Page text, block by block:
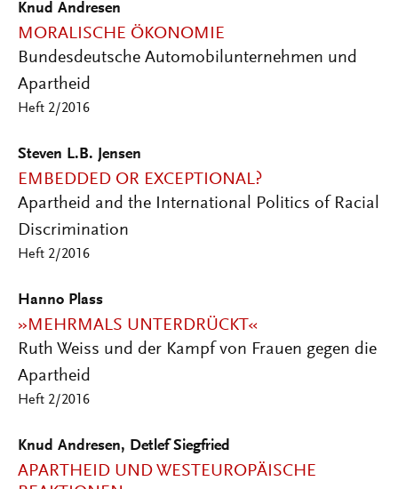
Knud Andresen
MORALISCHE ÖKONOMIE
Bundesdeutsche Automobilunternehmen und
Apartheid
Heft 2/2016
Steven L.B. Jensen
EMBEDDED OR EXCEPTIONAL?
Apartheid and the International Politics of Racial
Discrimination
Heft 2/2016
Hanno Plass
»MEHRMALS UNTERDRÜCKT«
Ruth Weiss und der Kampf von Frauen gegen die
Apartheid
Heft 2/2016
Knud Andresen, Detlef Siegfried
APARTHEID UND WESTEUROPÄISCHE